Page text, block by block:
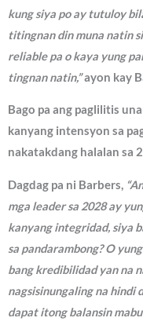
kung siya po ay tutuloy
titingnan din muna natin
reliable pa o kaya yung
tingnan natin,”ayon kay
Bago pa ang paglilitis
kanyang intensyon sa
nakatakdang halalan sa
Dagdag pa ni Barbers,
mga leader sa 2028 ay
kanyang integridad, siya
sa pandarambong? O
bang kredibilidad yan na
nagsisinungaling na hindi
dapat itong balansin